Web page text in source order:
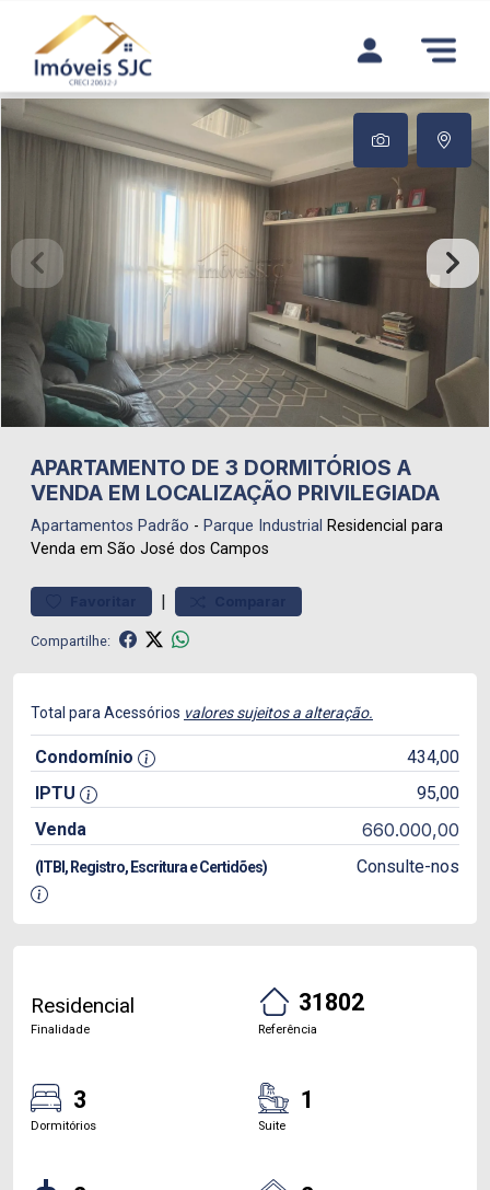
APARTAMENTO DE 3 DORMITÓRIOS A
VENDA EM LOCALIZAÇÃO PRIVILEGIADA
Apartamentos Padrão - Parque Industrial Residencial para
Venda em São José dos Campos
|
Compartilhe:
Total para Acessórios valores sujeitos a alteração.
Condomínio
434,00
IPTU
95,00
Venda
660.000,00
(ITBI, Registro, Escritura e Certidões) Consulte-nos
Residencial
Finalidade
31802
Referência
3
Dormitórios
1
Suite